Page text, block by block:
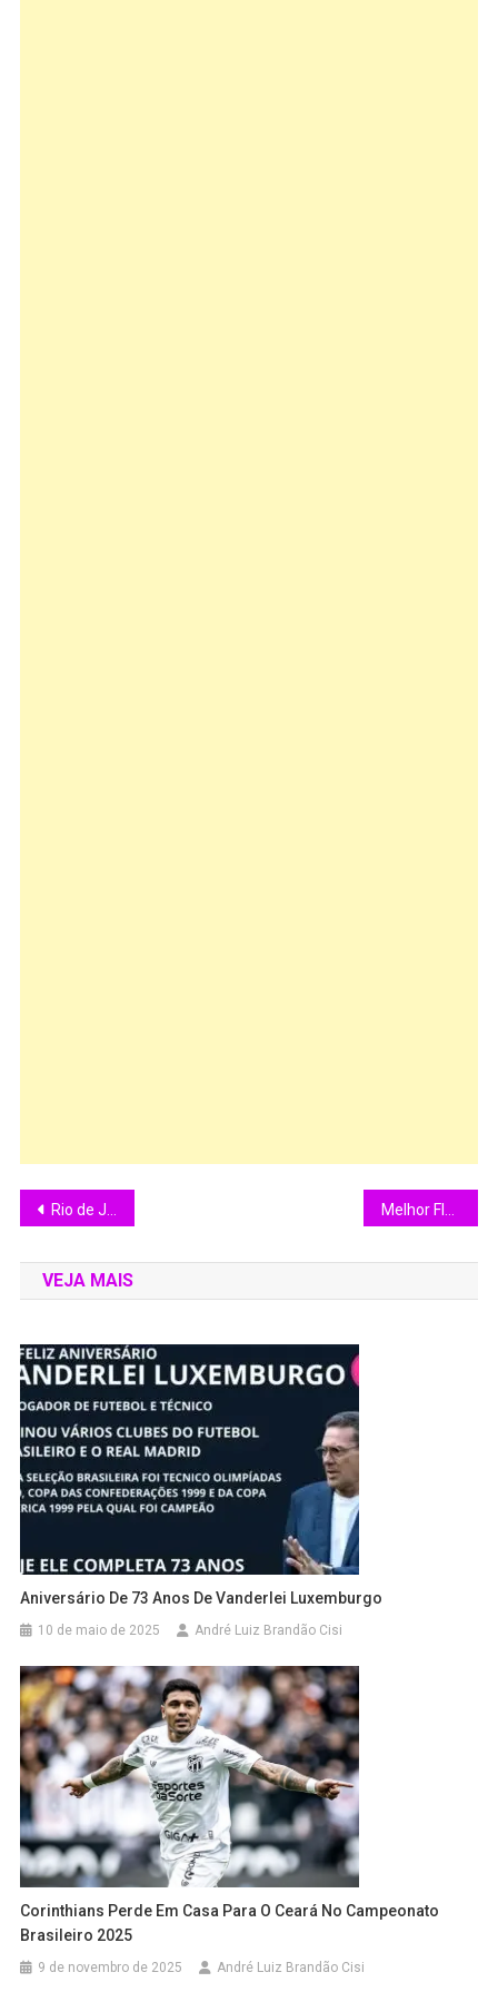
Rio de Janeiro recebe a Copa Rio Internacional de Judô 2025 Melhor Flamengo de todos os tempos na opinião de Samuel Chaves ( Samuca SC Filmes)
VEJA MAIS
Aniversário De 73 Anos De Vanderlei Luxemburgo
10 de maio de 2025 André Luiz Brandão Cisi
Corinthians Perde Em Casa Para O Ceará No Campeonato
Brasileiro 2025
9 de novembro de 2025 André Luiz Brandão Cisi